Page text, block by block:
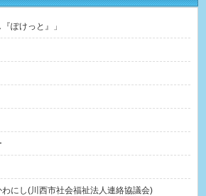
ぽけっと』」
にし(川西市社会福祉法人連絡協議会)